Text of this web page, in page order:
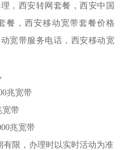
，西安转网套餐，西安中国
餐，西安移动宽带套餐价格
宽带服务电话，西安移动宽
兆宽带
宽带
兆宽带
有限，办理时以实时活动为准